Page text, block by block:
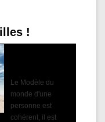
!
Le Modèle du
monde d'une
personne est
cohérent, il est